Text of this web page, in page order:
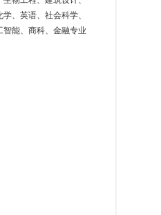
、英语、社会科学、
能、商科、金融专业